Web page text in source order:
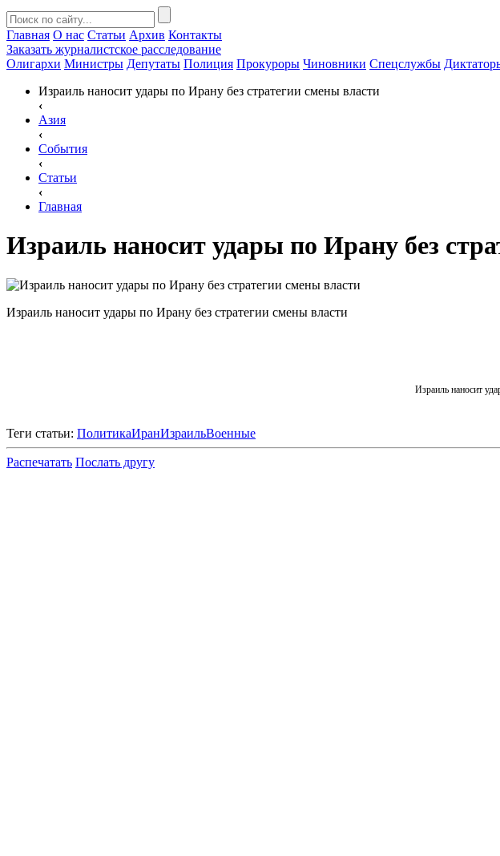
Главная О нас Статьи Архив Контакты
Заказать журналистское расследование
Олигархи Министры Депутаты Полиция Прокуроры Чиновники Спецслужбы
Израиль наносит удары по Ирану без стратегии смены власти
‹
Азия
‹
События
‹
Статьи
‹
Главная
Израиль наносит удары по Ирану без
Израиль наносит удары по Ирану без стратегии смены власти
Израиль наносит
Теги статьи: ПолитикаИранИзраильВоенные
Распечатать Послать другу